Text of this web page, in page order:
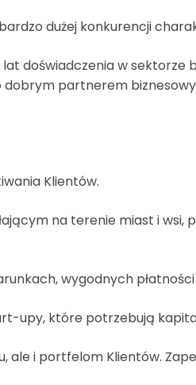
dużej konkurencji
lat doświadczenia w
dobrym partnerem
Klientów.
na terenie miast i
wygodnych
upy, które potrzebują
ale i portfelom Klientów.